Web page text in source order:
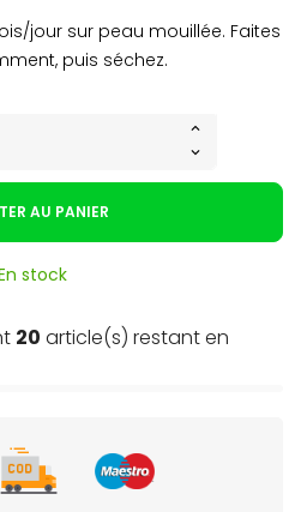
jour sur peau mouillée. Faites
puis séchez.
AU PANIER
stock
20 article(s) restant en